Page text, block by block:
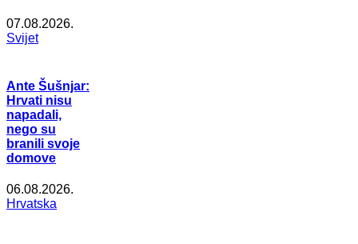
07.08.2026.
Svijet
Ante Šušnjar:
Hrvati nisu
napadali,
nego su
branili svoje
domove
06.08.2026.
Hrvatska